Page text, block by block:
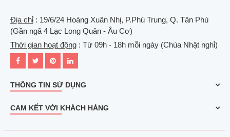
Địa chỉ: 19/6/24 Hoàng Xuân Nhị, P.Phú Trung, Q. Tân Phú
(Gần ngã 4 Lạc Long Quân - Âu Cơ)
Thời gian hoạt động : Từ 09h - 18h mỗi ngày (Chúa Nhật nghỉ)
THÔNG TIN SỬ DỤNG
CAM KẾT VỚI KHÁCH HÀNG